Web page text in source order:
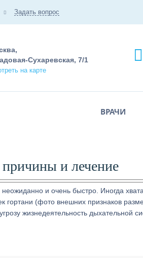
Задать вопрос
Сухаревская, 7/1
на карте
ВРАЧИ
и лечение
и очень быстро. Иногда
гортани (фото внешних признаков
жизнедеятельность дыхательной